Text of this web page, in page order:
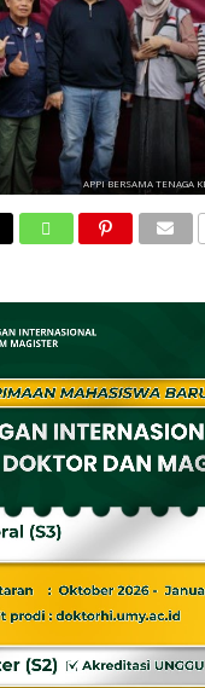
APPI BERSAMA TENAGA